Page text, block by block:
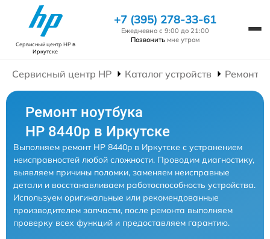
Сервисный центр HPв
Иркутске
+7 (395) 278-33-61
Ежедневно с 9:00 до 21:00
Позвонить мне утром
Сервисный центр HP Каталог устройств Ремонт
Ремонт ноутбука
HP 8440p в Иркутске
Выполняем ремонт HP 8440p в Иркутске с устранением
неисправностей любой сложности. Проводим диагностику,
выявляем причины поломки, заменяем неисправные
детали и восстанавливаем работоспособность устройства.
Используем оригинальные или рекомендованные
производителем запчасти, после ремонта выполняем
проверку всех функций и предоставляем гарантию.